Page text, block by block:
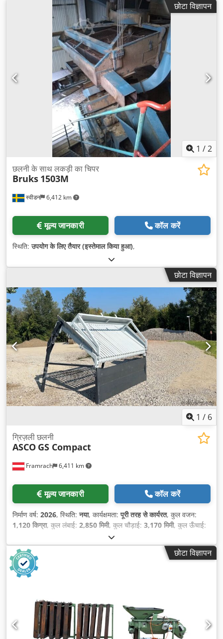
छोटा विज्ञापन
1 /2
स्वीडन 6,412 km
छलनी के साथ लकड़ी का चिपर
Bruks 1503M
मूल्य जानकारी कॉल करें
स्थिति:उपयोग के लिए तैयार (इस्तेमाल किया हुआ),
छोटा विज्ञापन
1 / 6
Framrach 6,411 km
ग्रिज़ली छलनी
ASCO GS Compact
मूल्य जानकारी कॉल करें
निर्माण वर्ष: 2026, स्थिति:नया, कार्यक्षमता:पूरी तरह से कार्यरत, कुल वजन:
1,120 किग्रा, कुल लंबाई: 2,850 मिमी, कुल चौड़ाई: 3,170 मिमी, कुल ऊँचाई:
छोटा विज्ञापन